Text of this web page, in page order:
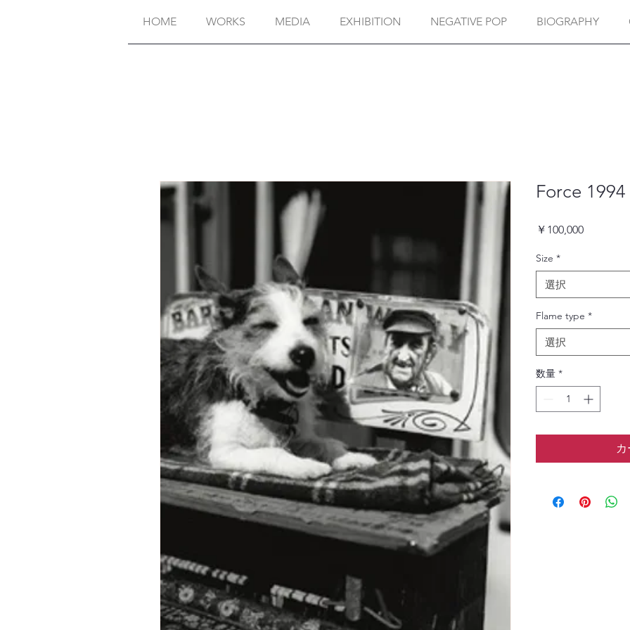
HOME WORKS MEDIA EXHIBITION NEGATIVE POP BIOGRAPHY
Force
￥100,000価
Size *
選択
Flame type *
選択
数量 *